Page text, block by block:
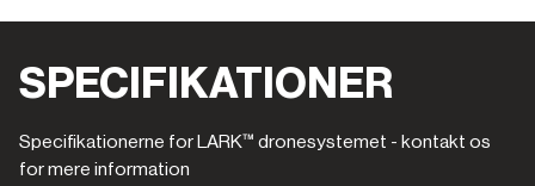
SPECIFIKATIONER
Specifikationerne for LARK™ dronesystemet - kontakt os
for mere information